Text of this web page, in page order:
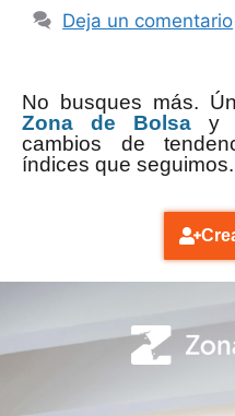
Deja un comentario
No busques más.
Zona de Bolsa y
cambios de
índices que seguimos.